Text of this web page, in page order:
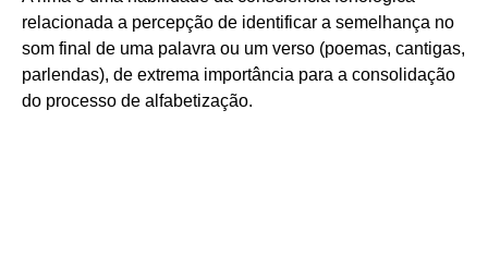
relacionada a percepção de identificar a semelhança no
som final de uma palavra ou um verso (poemas, cantigas,
parlendas), de extrema importância para a consolidação
do processo de alfabetização.